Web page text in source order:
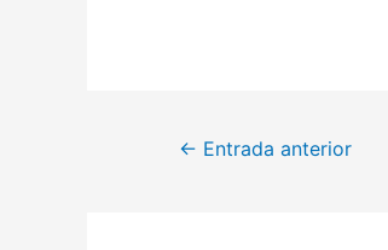
← Entrada anterior